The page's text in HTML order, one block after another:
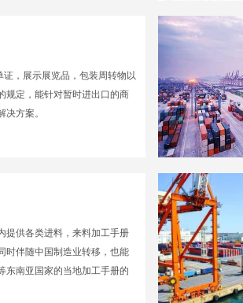
证，展示展览品，包装周转物以
规定，能针对暂时进出口的商
决方案。
提供各类进料，来料加工手册
时伴随中国制造业转移，也能
东南亚国家的当地加工手册的